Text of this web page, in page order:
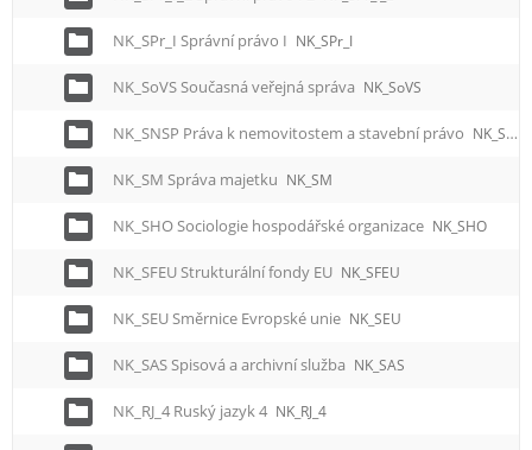
NK_SPr_I Správní právo I NK_SPr_I
NK_SoVS Současná veřejná správa NK_SoVS
NK_SNSP Práva k nemovitostem a stavební právo NK_SNSP
NK_SM Správa majetku NK_SM
NK_SHO Sociologie hospodářské organizace NK_SHO
NK_SFEU Strukturální fondy EU NK_SFEU
NK_SEU Směrnice Evropské unie NK_SEU
NK_SAS Spisová a archivní služba NK_SAS
NK_RJ_4 Ruský jazyk 4 NK_RJ_4